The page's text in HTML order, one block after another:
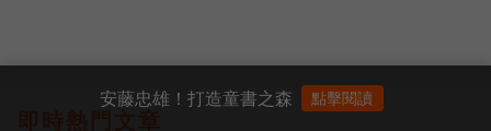
安藤忠雄！打造童書之森 點擊閱讀